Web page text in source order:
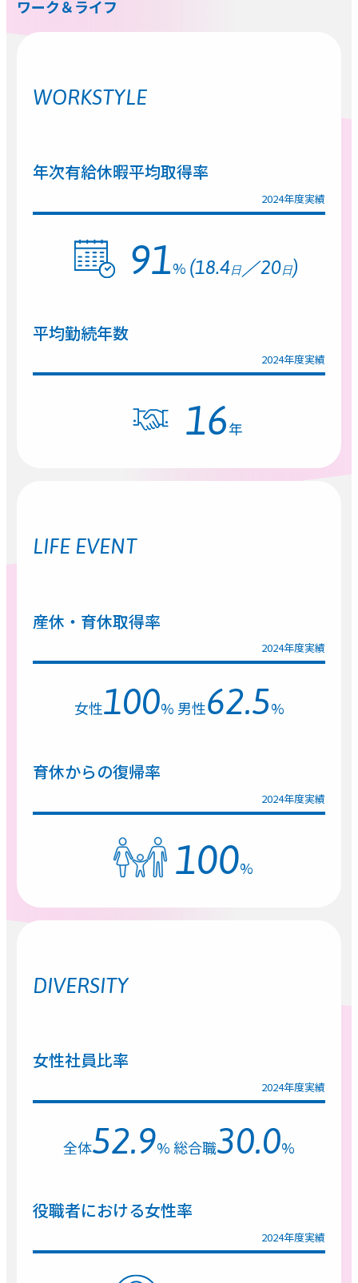
ワーク＆ライフ
WORKSTYLE
年次有給休暇平均取得率
2024年度実績
91% (18.4日 ／20日)
平均勤続年数
2024年度実績
16年
LIFE EVENT
産休・育休取得率
2024年度実績
女性100% 男性62.5%
育休からの復帰率
2024年度実績
100%
DIVERSITY
女性社員比率
2024年度実績
全体52.9% 総合職30.0%
役職者における女性率
2024年度実績